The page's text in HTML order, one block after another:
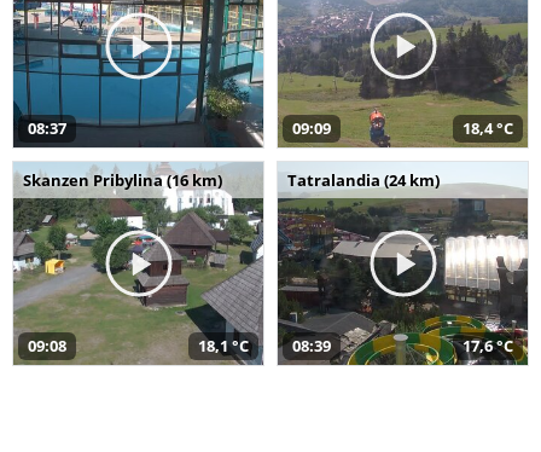
08:37 09:09 18,4 °C
Skanzen Pribylina (16 km)
09:08 18,1 °C
Tatralandia (24 km)
08:39 17,6 °C